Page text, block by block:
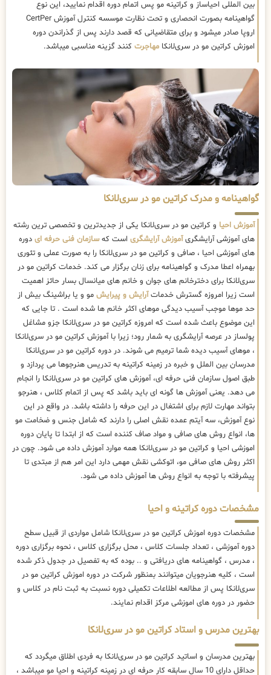
بین المللی احیاساز و کراتینه مو پس اتمام دوره اقدام نمایید، این نوع
گواهینامه بصورت انحصاری و تحت نظارت موسسه کنترل آموزش CertPer
اروپا صادر میشود و برای متقاضیانی که قصد دارند پس از گذراندن دوره
اموزش کراتین مو در سری‌لانکا مهاجرت کنند گزینه مناسبی میباشد.
گواهینامه و مدرک کراتین مو در سری‌لانکا
آموزش احیا و کراتین مو در سری‌لانکا یکی از جدیدترین و تخصصی ترین رشته
های آموزشی آرایشگریآموزش آرایشگری است کهسازمان فنی حرفه ای دوره
های آموزشی احیا ، صافی و کراتین مو در سری‌لانکا را به صورت عملی و تئوری
بهمراه اعطا مدرک و گواهینامه برای زنان برگزار می کند. خدمات کراتین مو در
سری‌لانکا برای دخترخانم های جوان و خانم های میانسال بسار حائز اهمیت
است زیرا امروزه گسترش خدماتآرایش و پیرایش مو و یا براشینگ بیش از
حد موها موجب آسیب دیدگی موهای اکثر خانم ها شده است . تا جایی که
این موضوع باعث شده است که امروزه کراتین مو در سری‌لانکا جزو مشاغل
پولساز در عرصه آرایشگری به شمار رود؛ زیرا با آموزش کراتین مو در سری‌لانکا
، موهای آسیب دیده شما ترمیم می شوند. در دوره کراتین مو در سری‌لانکا
مدرسان بین الملل و خبره در زمینه کراتینه به تدریس هنرجوها می پردازد و
طبق اصول سازمان فنی حرفه ای، آموزش های کراتین مو در سری‌لانکا را انجام
می دهد. یعنی آموزش ها گونه ای باید باشد که پس از اتمام کلاس ، هنرجو
بتواند مهارت لازم برای اشتغال در این حرفه را داشته باشد. در واقع در این
نوع آموزش، سه آیتم عمده نقش اصلی را دارند که شامل جنس و ضخامت مو
ها، انواع روش های صافی و مواد صاف کننده است که از ابتدا تا پایان دوره
اموزشی احیا و کراتین مو در سری‌لانکا همه موارد آموزش داده می شود. چون در
اکثر روش های صافی مو، اتوکشی نقش مهمی دارد این امر هم از مبتدی تا
پیشرفته با توجه به انواع روش ها آموزش داده می شود.
مشخصات دوره کراتینه و احیا
مشخصات دوره اموزش کراتین مو در سری‌لانکا شامل مواردی از قبیل سطح
دوره آموزشی ، تعداد جلسات کلاس ، محل برگزاری کلاس ، نحوه برگزاری دوره
، مدرس ، گواهینامه های دریافتی و .. بوده که به تفصیل در جدول ذکر شده
است ، کلیه هنرجویان میتوانند بمنظور شرکت در دوره اموزش کراتین مو در
سری‌لانکا پس از مطالعه اطلاعات تکمیلی دوره نسبت به ثبت نام در کلاس و
حضور در دوره های اموزشی مرکز اقدام نمایند.
بهترین مدرس و استاد کراتین مو در سری‌لانکا
بهترین مدرسان و اساتید کراتین مو در سری‌لانکا به فردی اطلاق میگردد که
حداقل دارای 10 سال سابقه کار حرفه ای در زمینه کراتینه و احیا مو میباشد ،